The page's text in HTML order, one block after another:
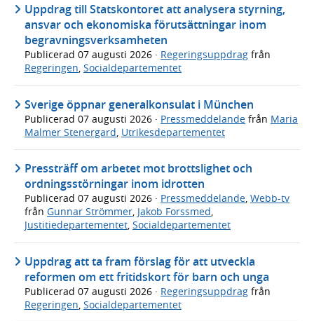
Uppdrag till Statskontoret att analysera styrning,
ansvar och ekonomiska förutsättningar inom
begravningsverksamheten
Publicerad 07 augusti 2026 · Regeringsuppdrag från
Regeringen, Socialdepartementet
Sverige öppnar generalkonsulat i München
Publicerad 07 augusti 2026 · Pressmeddelande från Maria
Malmer Stenergard Utrikesdepartementet
Pressträff om arbetet mot brottslighet och
ordningsstörningar inom idrotten
Publicerad 07 augusti 2026 · Pressmeddelande, Webb-tv
från Gunnar Strömmer, Jakob Forssmed,
Justitiedepartementet, Socialdepartementet
Uppdrag att ta fram förslag för att utveckla
reformen om ett fritidskort för barn och unga
Publicerad 07 augusti 2026 · Regeringsuppdrag från
Regeringen, Socialdepartementet